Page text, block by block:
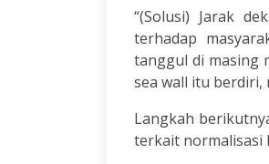
“(Solusi) Jarak
terhadap
tanggul di masing
sea wall itu berdiri,
Langkah
terkait normalisasi